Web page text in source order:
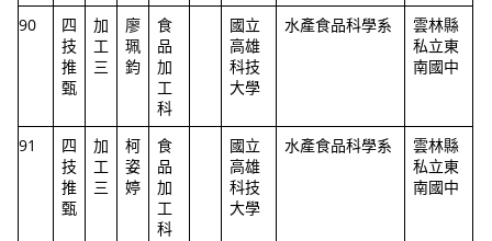
90
四
技
推
甄
加
工
三
廖
珮
鈞
食
品
加
工
科
國立
高雄
科技
大學
水產食品科學系
雲林縣
私立東
南國中
91
四
技
推
甄
加
工
三
柯
姿
婷
食
品
加
工
科
國立
高雄
科技
大學
水產食品科學系
雲林縣
私立東
南國中